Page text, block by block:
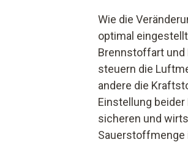
Wie die
optimal
Brennstoffart und
steuern die
andere die
Einstellung
sicheren und
Sauerstoffmenge